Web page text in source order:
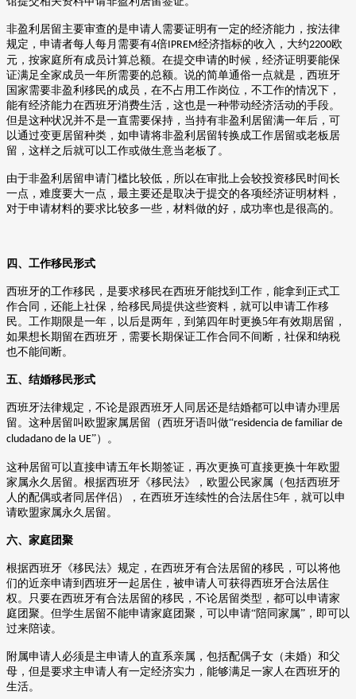
非盈利居留主要审查的是申请人需要证明有一定的经济能力，按法律
规定，申请者每人每月需要有4倍 IPREM经济指标的收入，大约2200欧
元，按家庭所有成员计算总额。在提交申请的时候，经济证明要能保
证满足全家成员一年所需要的总额。说的简单通俗一点就是，西班牙
国家需要非盈利移民的成员，在不占用工作岗位，不工作的情况下，
能有经济能力在西班牙消费生活，这也是一种带动经济活动的手段。
但是这种状况并不是一直需要保持，当持有非盈利居留满一年后，可
以通过变更居留种类，如申请将非盈利居留转换成工作居留或老板居
留，这样之后就可以工作或做生意当老板了。
由于非盈利居留申请门槛比较低，所以在审批上会较投资移民时间长
一点，难度要大一点，最主要还是取决于提交的各项经济证明材料，
对于申请材料的要求比较多一些，材料做的好，成功率也是很高的。
四、工作移民形式
西班牙的工作移民，是要求移民在西班牙能找到工作，能拿到正式工
作合同，还能上社保，给移民局提供这些资料，就可以申请工作移
民。工作期限是一年，以后是两年，到第四年时更换5年有效期居留，
如果想长期留在西班牙，需要长期保证工作合同不间断，社保和纳税
也不能间断。
五、结婚移民形式
西班牙法律规定，不论是跟西班牙人同居还是结婚都可以申请办理居
留。这种居留叫欧盟家属居留（西班牙语叫做“residencia de familiar de
cludadano de la UE”）。
这种居留可以直接申请五年长期签证，再次更换可直接更换十年欧盟
家属永久居留。根据西班牙《移民法》，欧盟公民家属（包括西班牙
人的配偶或者同居伴侣），在西班牙连续性的合法居住5年，就可以申
请欧盟家属永久居留。
六、家庭团聚
根据西班牙《移民法》规定，在西班牙有合法居留的移民，可以将他
们的近亲申请到西班牙一起居住，被申请人可获得西班牙合法居住
权。只要在西班牙有合法居留的移民，不论居留类型，都可以申请家
庭团聚。但学生居留不能申请家庭团聚，可以申请“陪同家属”，即可以
过来陪读。
附属申请人必须是主申请人的直系亲属，包括配偶子女（未婚）和父
母，但是要求主申请人有一定经济实力，能够满足一家人在西班牙的
生活。